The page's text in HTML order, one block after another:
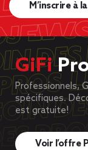
M’inscrire à
GiFi
Professionnels,
spécifiques.
est gratuite!
Voir l’offre